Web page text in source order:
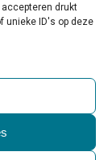
drukt
unieke ID's op deze